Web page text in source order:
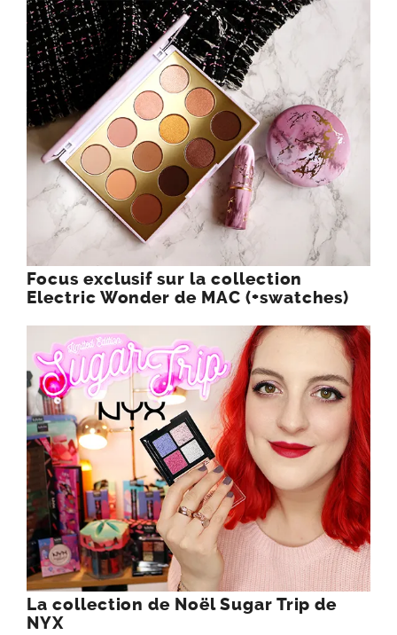
Focus exclusif sur la collection
Electric Wonder de MAC (+swatches)
La collection de Noël Sugar Trip de
NYX